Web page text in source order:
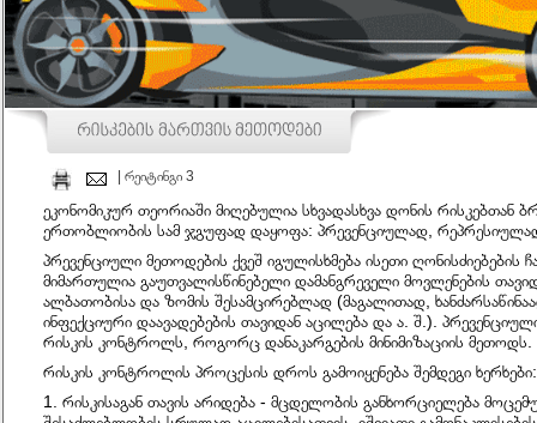
| რეიტინგი 3
ეკონომიკურ თეორიაში მიღებულია სხვადასხვა დონის რისკებთან
ერთობლიობის სამ ჯგუფად დაყოფა: პრევენციულად,
პრევენციული მეთოდების ქვეშ იგულისხმება ისეთი ღონისძიებების
მიმართულია გაუთვალისწინებელი დამანგრეველი მოვლენების
ალბათობისა და ზომის შესამცირებლად (მაგალითად,
ინფექციური დაავადებების თავიდან აცილება და ა. შ.).
რისკის კონტროლს, როგორც დანაკარგების მინიმიზაციის მეთოდს.
რისკის კონტროლის პროცესის დროს გამოიყენება შემდეგი ხერხები:
1. რისკისაგან თავის არიდება - მცდელობის განხორციელება